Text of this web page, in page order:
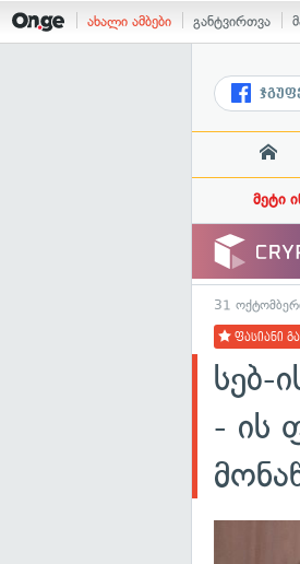
ახალი ამბები განტვირთვა
მეტი
31
ფასიანი
სებ-
- ის